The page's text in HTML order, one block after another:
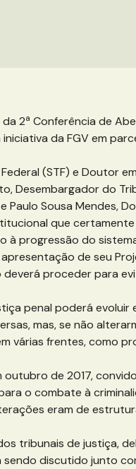
2a Conferência de
da FGV em
(STF) e Doutor
Desembargador do
Sousa Mendes,
que
progressão do
de seu
proceder para
penal poderá
mas, se não
várias frentes, como
de 2017,
o combate à
eram de
tribunais de justiça,
discutido junto